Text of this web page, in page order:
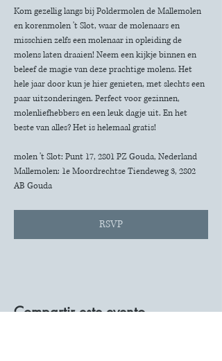
Kom gezellig langs bij Poldermolen de Mallemolen
en korenmolen 't Slot, waar de molenaars en
misschien zelfs een molenaar in opleiding de
molens laten draaien! Neem een kijkje binnen en
beleef de magie van deze prachtige molens. Het
hele jaar door kun je hier genieten, met slechts een
paar uitzonderingen. Perfect voor gezinnen,
molenliefhebbers en een leuk dagje uit. En het
beste van alles? Het is helemaal gratis!
molen 't Slot: Punt 17, 2801 PZ Gouda, Nederland
Mallemolen: 1e Moordrechtse Tiendeweg 3, 2802
AB Gouda
RSVP
Compartir este evento